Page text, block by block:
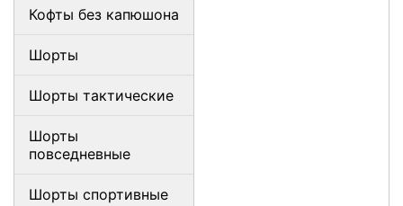
Кофты без капюшона
Шорты
Шорты тактические
Шорты
повседневные
Шорты спортивные